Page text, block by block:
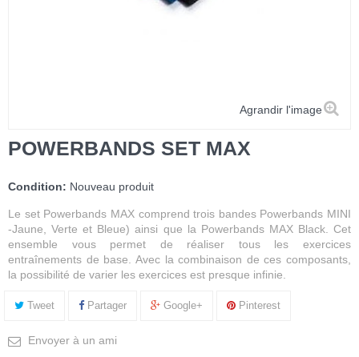
Agrandir l'image
POWERBANDS SET MAX
Condition: Nouveau produit
Le set Powerbands MAX comprend trois bandes Powerbands MINI
-Jaune, Verte et Bleue) ainsi que la Powerbands MAX Black. Cet
ensemble vous permet de réaliser tous les exercices
entraînements de base. Avec la combinaison de ces composants,
la possibilité de varier les exercices est presque infinie.
Tweet Partager Google+ Pinterest
Envoyer à un ami